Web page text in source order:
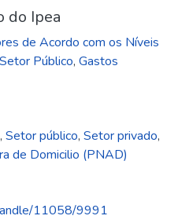
do Ipea
de Acordo com os Níveis
Setor Público, Gastos
, Setor público, Setor privado,
de Domicilio (PNAD)
11058/9991